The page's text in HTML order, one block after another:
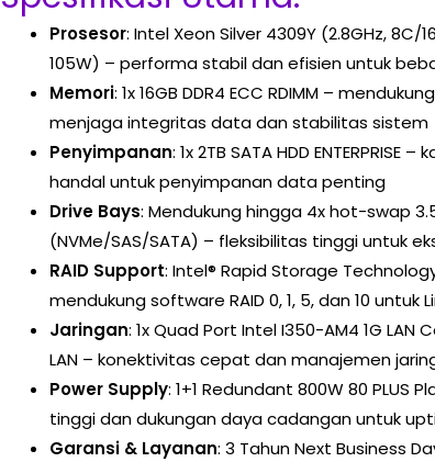
Prosesor: Intel Xeon Silver 4309Y (2.8GHz, 8C/
105W) – performa stabil dan efisien untuk
Memori: 1x 16GB DDR4 ECC RDIMM –
menjaga integritas data dan stabilitas sistem
Penyimpanan: 1x 2TB SATA HDD ENTERPRISE
handal untuk penyimpanan data penting
Drive Bays: Mendukung hingga 4x hot-swap
(NVMe/SAS/SATA) – fleksibilitas tinggi untuk
RAID Support: Intel® Rapid Storage
mendukung software RAID 0, 1, 5, dan 10 untuk
Jaringan: 1x Quad Port Intel I350-AM4 1G LAN
LAN – konektivitas cepat dan manajemen
Power Supply: 1+1 Redundant 800W 80 PLUS
tinggi dan dukungan daya cadangan untuk
Garansi & Layanan: 3 Tahun Next Business